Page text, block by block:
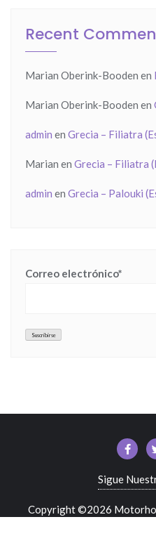
Recent
Marian Oberink-Booden en
Marian Oberink-Booden en
admin en Grecia – Filiatra
Marian en Grecia – Filiatra
admin en Grecia – Palouki
Correo electrónico*
Sigue
Copyright ©2026